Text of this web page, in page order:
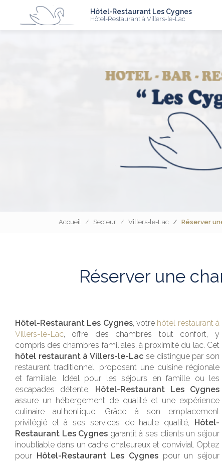
contenu
Hôtel-Restaurant Les Cygnes
Hôtel-Restaurant à Villers-le-Lac
Accueil Secteur Villers-le-Lac Réserver
Réserver une
Hôtel-Restaurant Les Cygnes, votre hôtel restaurant à
Villers-le-Lac, offre des chambres tout confort, y
compris des chambres familiales, à proximité du lac. Cet
hôtel restaurant à Villers-le-Lac se distingue par son
restaurant traditionnel, proposant une cuisine régionale
et familiale. Idéal pour les séjours en famille ou les
escapades détente, Hôtel-Restaurant Les Cygnes
assure un hébergement de qualité et une expérience
culinaire authentique. Grâce à son emplacement
privilégié et à ses services de haute qualité, Hôtel-
Restaurant Les Cygnes garantit à ses clients un séjour
inoubliable dans un cadre chaleureux et convivial. Optez
pour Hôtel-Restaurant Les Cygnes pour un séjour